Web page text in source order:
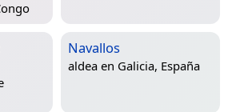
Navallos
aldea en Galicia, España